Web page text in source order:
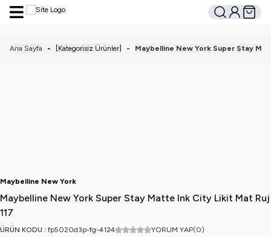
Hesabım
Sepetim
Ana Sayfa - [Kategorisiz Ürünler] - Maybelline New York Super Stay
Maybelline New York
Maybelline New York Super Stay Matte Ink City Likit Mat Ruj
117
ÜRÜN KODU : fp5020d3p-fg-4124 YORUM YAP(0)